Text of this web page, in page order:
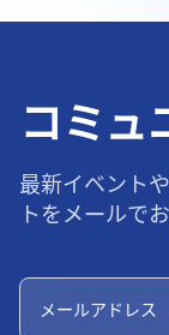
コミュ
最新イベント
トをメールで